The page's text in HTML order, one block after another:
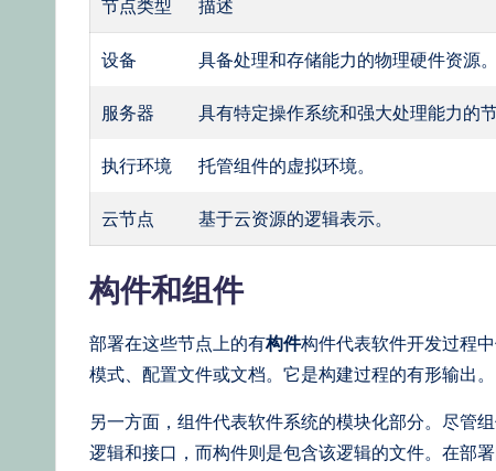
节点类型 描述
设备 具备处理和存储能力的物理硬件资源。
服务器 具有特定操作系统和强大处理能力的节
执行环境 托管组件的虚拟环境。
云节点 基于云资源的逻辑表示。
构件和组件
部署在这些节点上的有构件构件代表软件开发过程
模式、配置文件或文档。它是构建过程的有形输出。
另一方面，组件代表软件系统的模块化部分。尽管
逻辑和接口，而构件则是包含该逻辑的文件。在部